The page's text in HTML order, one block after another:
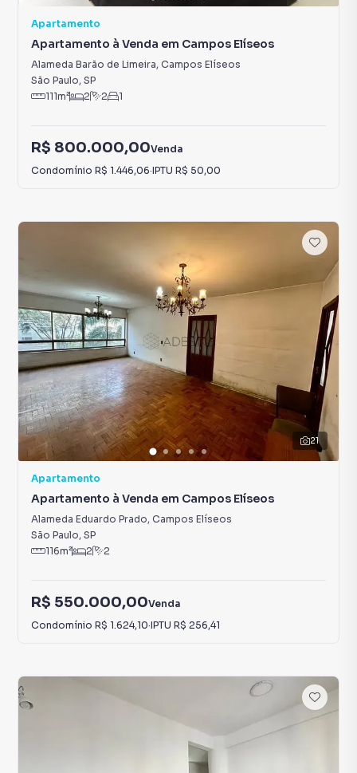
Apartamento
Apartamento à Venda em Campos Elíseos
Alameda Barão de Limeira, Campos Elíseos
São Paulo, SP
111m² 2 2 1
R$ 800.000,00Venda
Condomínio R$ 1.446,06·IPTU R$ 50,00
21
Apartamento
Apartamento à Venda em Campos Elíseos
Alameda Eduardo Prado, Campos Elíseos
São Paulo, SP
116m² 2 2
R$ 550.000,00Venda
Condomínio R$ 1.624,10·IPTU R$ 256,41